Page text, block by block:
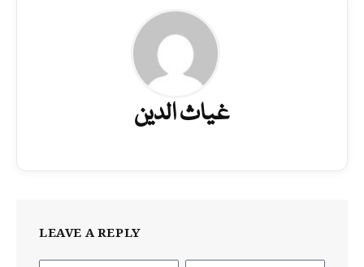
غیاث الدین
LEAVE A REPLY